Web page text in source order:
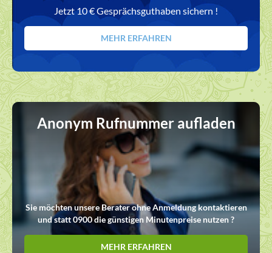
Jetzt 10 € Gesprächsguthaben sichern !
MEHR ERFAHREN
Anonym Rufnummer aufladen
Sie möchten unsere Berater ohne Anmeldung kontaktieren
und statt 0900 die günstigen Minutenpreise nutzen ?
MEHR ERFAHREN